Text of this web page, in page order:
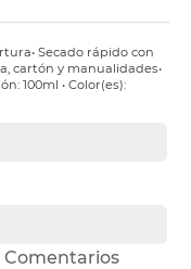
Secado rápido con
cartón y manualidades•
100ml • Color(es):
Comentarios